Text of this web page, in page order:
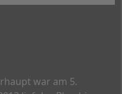
war am 5.